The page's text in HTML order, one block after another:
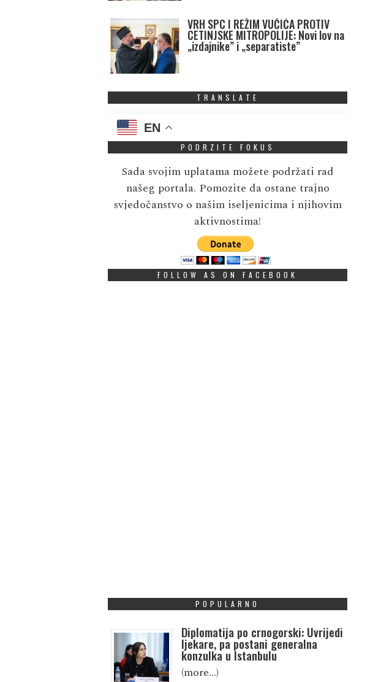
VRH SPC I REŽIM VUČIĆA PROTIV
CETINJSKE MITROPOLIJE: Novi lov na
„izdajnike” i „separatiste”
TRANSLATE
EN
PODRZITE FOKUS
Sada svojim uplatama možete podržati rad
našeg portala. Pomozite da ostane trajno
svjedočanstvo o našim iseljenicima i njihovim
aktivnostima!
FOLLOW AS ON FACEBOOK
POPULARNO
Diplomatija po crnogorski: Uvrijedi
ljekare, pa postani generalna
konzulka u Istanbulu
(more…)